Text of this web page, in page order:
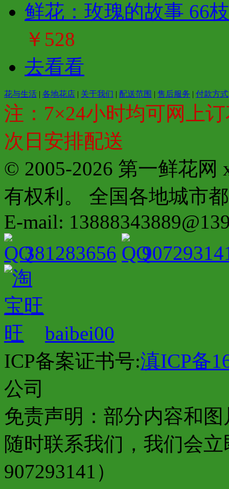
鲜花：玫瑰的故事 66
￥528
去看看
花与生活 | 各地花店 | 关于我们 | 配送范围 | 售后服务 | 付款方式
注：7×24小时均可网上
次日安排配送
© 2005-2026 第一鲜花网
有权利。 全国各地城市
E-mail:
381283656
baibei00
ICP备案证书号:滇ICP备
公司
免责声明：部分内容和
随时联系我们，我们会
907293141）